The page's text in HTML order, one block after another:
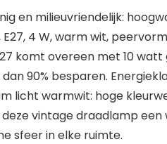
en milieuvriendelijk:
4 W, warm wit,
komt overeen met 10
90% besparen.
licht warmwit: hoge
vintage draadlamp
sfeer in elke ruimte.